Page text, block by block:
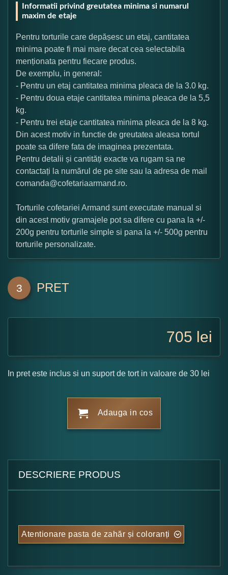
Informatii privind greutatea minima si numarul
maxim de etaje
Pentru torturile care depășesc un etaj, cantitatea
minima poate fi mai mare decat cea selectabila
menționata pentru fiecare produs.
De exemplu, in general:
- Pentru un etaj cantitatea minima pleaca de la 3.0 kg.
- Pentru doua etaje cantitatea minima pleaca de la 5,5
kg.
- Pentru trei etaje cantitatea minima pleaca de la 8 kg.
Din acest motiv in functie de greutatea aleasa tortul
poate sa difere fata de imaginea prezentata.
Pentru detalii și cantități exacte va rugam sa ne
contactați la numărul de pe site sau la adresa de mail
comanda@cofetariaarmand.ro.
Torturile cofetariei Armand sunt executate manual si
din acest motiv gramajele pot sa difere cu pana la +/-
200g pentru torturile simple si pana la +/- 500g pentru
torturile personalizate.
3 PRET
705 lei
In pret este inclus si un suport de tort in valoare de 30 lei
Adauga in cos
DESCRIERE PRODUS
Atentionare pasta de zahăr și coloranți